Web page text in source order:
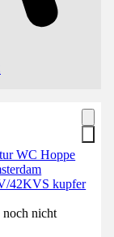
WC Hoppe
42KVS kupfer
nicht